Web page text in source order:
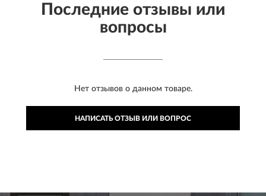
Последние отзывы или
вопросы
Нет отзывов о данном товаре.
НАПИСАТЬ ОТЗЫВ ИЛИ ВОПРОС